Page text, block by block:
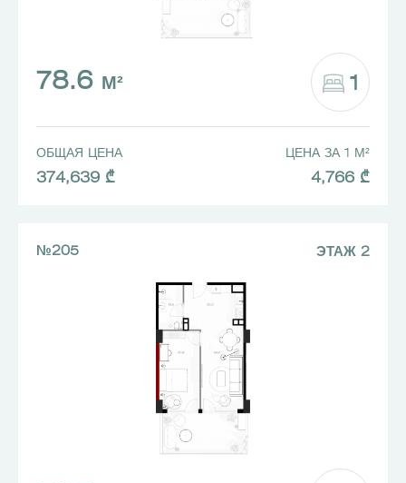
78.6 М² 1
ОБЩАЯ ЦЕНА
374,639 ₾
ЦЕНА ЗА 1 М²
4,766 ₾
№205 ЭТАЖ 2